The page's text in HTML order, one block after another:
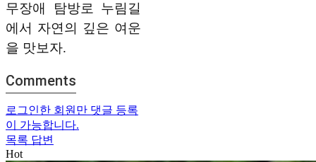
무장애 탐방로 누림길
에서 자연의 깊은 여운
을 맛보자.
Comments
로그인한 회원만 댓글 등록
이 가능합니다.
목록 답변
Hot